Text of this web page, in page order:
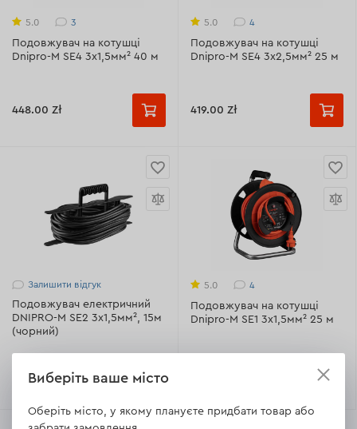
5.0 3
Подовжувач на котушці
Dnipro-M SE4 3x1,5мм² 40 м
448.00 Zł
5.0 4
Подовжувач на котушці
Dnipro-M SE4 3x2,5мм² 25 м
419.00 Zł
Залишити відгук
Подовжувач електричний
DNIPRO-M SE2 3х1,5мм², 15м
(чорний)
225.00 Zł
5.0 4
Подовжувач на котушці
Dnipro-M SE1 3x1,5мм² 25 м
Виберіть ваше місто
Оберіть місто, у якому плануєте придбати товар або